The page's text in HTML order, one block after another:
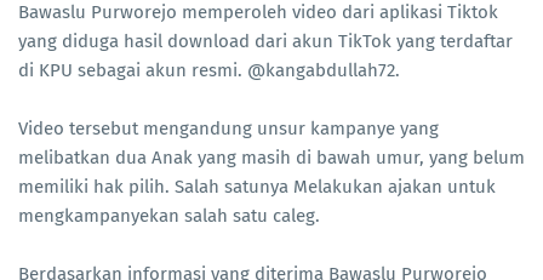
Bawaslu Purworejo memperoleh video dari aplikasi Tiktok
yang diduga hasil download dari akun TikTok yang terdaftar
di KPU sebagai akun resmi. @kangabdullah72.
Video tersebut mengandung unsur kampanye yang
melibatkan dua Anak yang masih di bawah umur, yang belum
memiliki hak pilih. Salah satunya Melakukan ajakan untuk
mengkampanyekan salah satu caleg.
Berdasarkan informasi yang diterima Bawaslu Purworejo